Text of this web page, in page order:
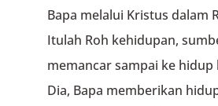
Bapa melalui Kristus dalam
Itulah Roh kehidupan,
memancar sampai ke
Dia, Bapa memberikan